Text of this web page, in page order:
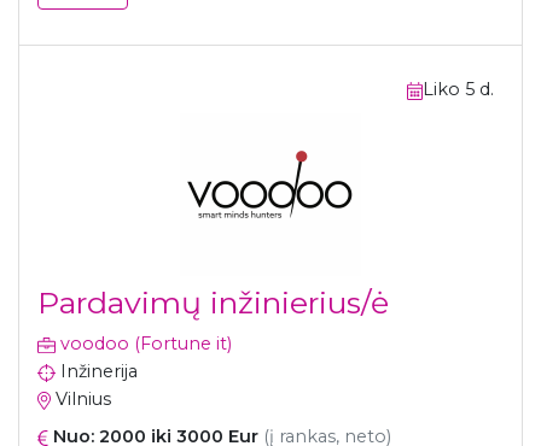
Liko 5 d.
Pardavimų inžinierius/ė
voodoo (Fortune it)
Inžinerija
Vilnius
Nuo: 2000 iki 3000 Eur (į rankas, neto)